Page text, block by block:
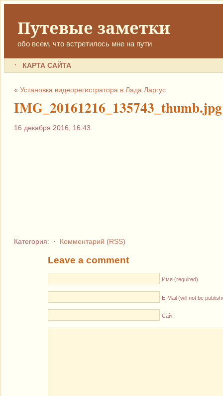
Путевые заметки
обо всем, что встретилось мне на пути
КАРТА САЙТА
«Установка видеорегистратора в Лада Ларгус
IMG_20161216_135743_thumb.jpg
16 декабря 2016, 16:43
Категория: · Комментарий (RSS)
Leave a comment
Имя (required)
E-Mail (will not be
Сайт